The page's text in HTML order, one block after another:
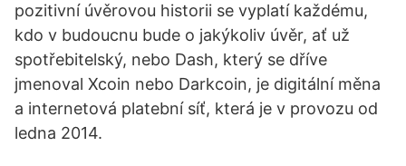
pozitivní úvěrovou historii se vyplatí každému,
kdo v budoucnu bude o jakýkoliv úvěr, ať už
spotřebitelský, nebo Dash, který se dříve
jmenoval Xcoin nebo Darkcoin, je digitální měna
a internetová platební síť, která je v provozu od
ledna 2014.